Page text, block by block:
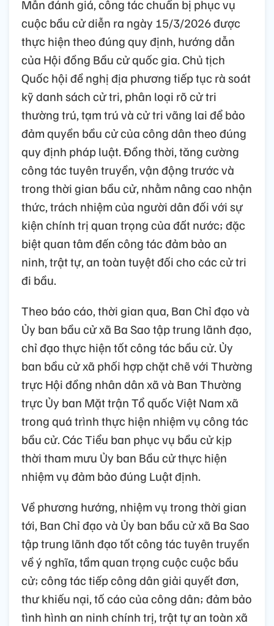
Mẫn đánh giá, công tác chuẩn bị phục vụ
cuộc bầu cử diễn ra ngày 15/3/2026 được
thực hiện theo đúng quy định, hướng dẫn
của Hội đồng Bầu cử quốc gia. Chủ tịch
Quốc hội đề nghị địa phương tiếp tục rà soát
kỹ danh sách cử tri, phân loại rõ cử tri
thường trú, tạm trú và cử tri vãng lai để bảo
đảm quyền bầu cử của công dân theo đúng
quy định pháp luật. Đồng thời, tăng cường
công tác tuyên truyền, vận động trước và
trong thời gian bầu cử, nhằm nâng cao nhận
thức, trách nhiệm của người dân đối với sự
kiện chính trị quan trọng của đất nước; đặc
biệt quan tâm đến công tác đảm bảo an
ninh, trật tự, an toàn tuyệt đối cho các cử tri
đi bầu.
Theo báo cáo, thời gian qua, Ban Chỉ đạo và
Ủy ban bầu cử xã Ba Sao tập trung lãnh đạo,
chỉ đạo thực hiện tốt công tác bầu cử. Ủy
ban bầu cử xã phối hợp chặt chẽ với Thường
trực Hội đồng nhân dân xã và Ban Thường
trực Ủy ban Mặt trận Tổ quốc Việt Nam xã
trong quá trình thực hiện nhiệm vụ công tác
bầu cử. Các Tiểu ban phục vụ bầu cử kịp
thời tham mưu Ủy ban Bầu cử thực hiện
nhiệm vụ đảm bảo đúng Luật định.
Về phương hướng, nhiệm vụ trong thời gian
tới, Ban Chỉ đạo và Ủy ban bầu cử xã Ba Sao
tập trung lãnh đạo tốt công tác tuyên truyền
về ý nghĩa, tầm quan trọng cuộc cuộc bầu
cử; công tác tiếp công dân giải quyết đơn,
thư khiếu nại, tố cáo của công dân; đảm bảo
tình hình an ninh chính trị, trật tự an toàn xã